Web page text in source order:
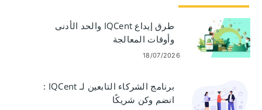
طرق إيداع IQCent والحد الأدنى
وأوقات المعالجة
18/07/2026
برنامج الشركاء التابعين لـ IQCent :
انضم وكن شريكًا